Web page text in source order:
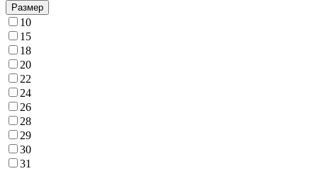
Размер
10
15
18
20
22
24
26
28
29
30
31